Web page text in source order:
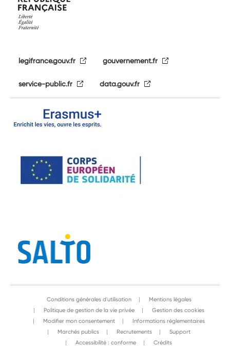
legifrance.gouv.fr gouvernement.fr
service-public.fr data.gouv.fr
Conditions générales d'utilisation
Mentions légales
Politique de gestion de la vie privée
Gestion des cookies
Modifier mon consentement
Informations réglementaires
Marchés publics
Recrutements
Support
Accessibilité : conforme
Crédits